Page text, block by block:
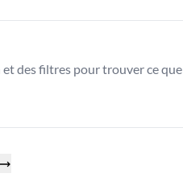
des filtres pour trouver ce que